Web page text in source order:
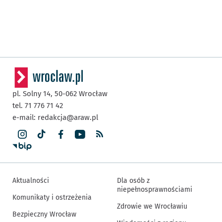
pl. Solny 14, 50-062 Wrocław
tel. 71 776 71 42
e-mail: redakcja@araw.pl
Aktualności
Komunikaty i ostrzeżenia
Bezpieczny Wrocław
Dla osób z
niepełnosprawnościami
Zdrowie we Wrocławiu